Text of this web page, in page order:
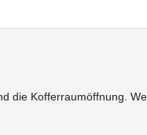
die Kofferraumöffnung.